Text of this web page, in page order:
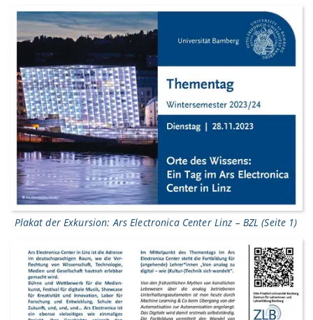
Plakat der Exkursion: Ars Electronica Center Linz – BZL (Seite 1)